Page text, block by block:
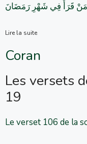
Lire la suite
Coran
Les versets
19